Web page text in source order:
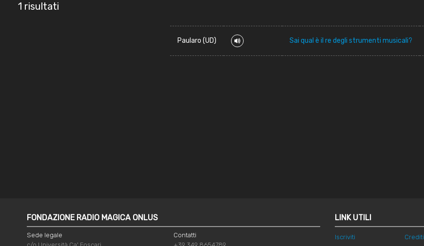
1 risultati
Paularo (UD) Sai qual è il re degli strumenti musicali?
FONDAZIONE RADIO MAGICA ONLUS
Sede legale
Contatti
LINK UTILI
Iscriviti Crediti